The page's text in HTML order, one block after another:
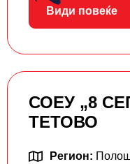
Види повеќе
СОЕУ „8
ТЕТОВО
Регион: